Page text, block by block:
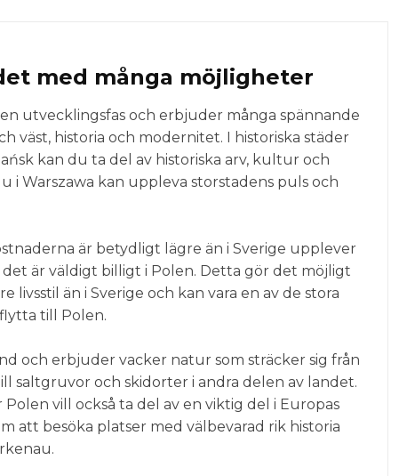
med många möjligheter
utvecklingsfas och erbjuder många spännande
väst, historia och modernitet. I historiska städer
kan du ta del av historiska arv, kultur och
i Warszawa kan uppleva storstadens puls och
är betydligt lägre än i Sverige upplever
det är väldigt billigt i Polen. Detta gör det möjligt
livsstil än i Sverige och kan vara en av de stora
till Polen.
och erbjuder vacker natur som sträcker sig från
saltgruvor och skidorter i andra delen av landet.
Polen vill också ta del av en viktig del i Europas
att besöka platser med välbevarad rik historia